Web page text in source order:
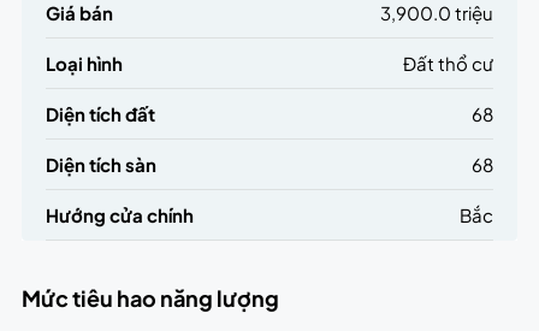
Giá bán 3,900.0 triệu
Loại hình Đất thổ cư
Diện tích đất 68
Diện tích sàn 68
Hướng cửa chính Bắc
Mức tiêu hao năng lượng